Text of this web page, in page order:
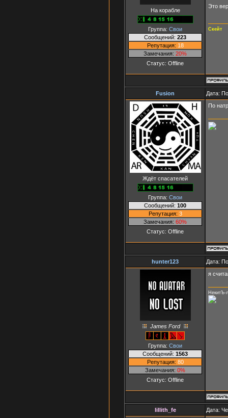
На корабле
Группа: Свои
Сообщений: 223
Репутация: 18
Замечания: 20%
Статус: Offline
Это
Скейт
Fusion Дата:
Ждёт спасателей
Группа: Свои
Сообщений: 100
Репутация: 3
Замечания: 60%
Статус: Offline
По
hunter123 Дата:
James Ford
Группа: Свои
Сообщений: 1563
Репутация: 80
Замечания: 0%
Статус: Offline
я
НекитЪ-
lillith_fe Дата: